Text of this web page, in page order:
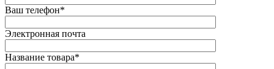
Ваш телефон*
Электронная почта
Название товара*